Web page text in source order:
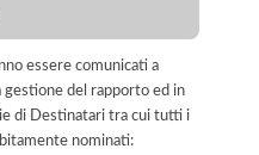
essere comunicati a
del rapporto ed in
di Destinatari tra cui tutti i
nominati: